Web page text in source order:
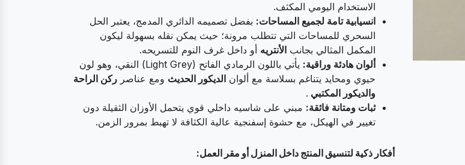
الاستخدام اليومي المكثف.
انسيابية تامة لجميع المساحات: بفضل تصميمه الدائري المدمج، يعتبر الحل
السحري للمساحات التي تتطلب مرونة؛ حيث يمكن نقله بسهولة ليكون
المكمل المثالي بجانب الأنتريه أو داخل غرف النوم للتسريحه.
ألوان هادئة وراقية:
يأتي باللون الرمادي الفاتح (Light Grey) النقي، وهو لون
حيوي ومحايد يتناغم بسلاسة مع ألوان الديكور الحديث ومع عناصر ركن الراحة
والديكور المكتبي .
ثبات ومتانة فائقة: مبني على شاسيه داخلي قوي يتحمل الأوزان الثقيلة دون
تغيير في الهيكل، مع حشوة إسفنجية عالية الكثافة لا تهبط بمرور الزمن.
أفكار ذكية لتنسيق المنتج داخل المنزل أو مقر العمل: